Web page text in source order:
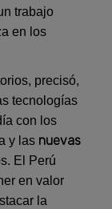
trabajo
en los
precisó,
tecnologías
con los
y las nuevas
El Perú
en valor
la